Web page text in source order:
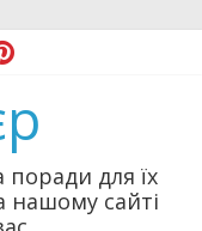
поради для їх
нашому сайті